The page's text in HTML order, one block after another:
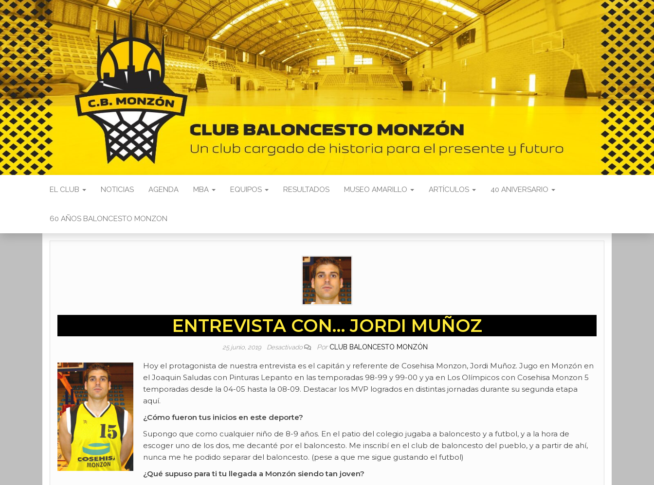
EL CLUB NOTICIAS AGENDA MBA EQUIPOS RESULTADOS MUSEO AMARILLO ARTÍCULOS 40 ANIVERSARIO
60 AÑOS BALONCESTO MONZON
ENTREVISTA CON… JORDI MUÑOZ
25 junio, 2019 Desactivado Por CLUB BALONCESTO MONZÓN
Hoy el protagonista de nuestra entrevista es el capitán y referente de Cosehisa Monzon, Jordi Muñoz. Jugo en Monzón en
el Joaquin Saludas con Pinturas Lepanto en las temporadas 98-99 y 99-00 y ya en Los Olímpicos con Cosehisa Monzon 5
temporadas desde la 04-05 hasta la 08-09. Destacar los MVP logrados en distintas jornadas durante su segunda etapa
aquí.
¿Cómo fueron tus inicios en este deporte?
Supongo que como cualquier niño de 8-9 años. En el patio del colegio jugaba a baloncesto y a futbol, y a la hora de
escoger uno de los dos, me decanté por el baloncesto. Me inscribí en el club de baloncesto del pueblo, y a partir de ahí,
nunca me he podido separar del baloncesto. (pese a que me sigue gustando el futbol)
¿Qué supuso para ti tu llegada a Monzón siendo tan joven?